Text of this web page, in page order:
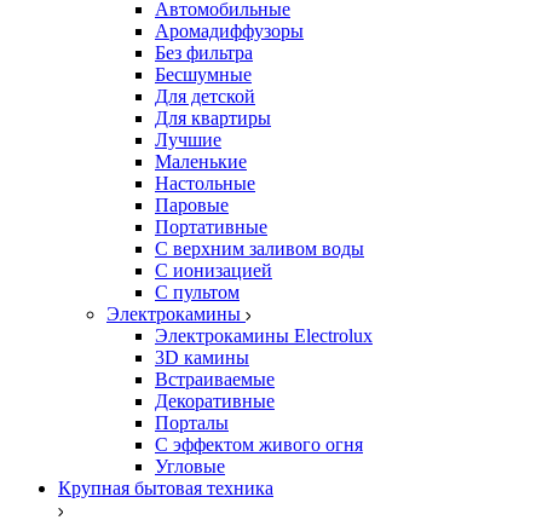
Автомобильные
Аромадиффузоры
Без фильтра
Бесшумные
Для детской
Для квартиры
Лучшие
Маленькие
Настольные
Паровые
Портативные
С верхним заливом воды
С ионизацией
С пультом
Электрокамины
Электрокамины Electrolux
3D камины
Встраиваемые
Декоративные
Порталы
С эффектом живого огня
Угловые
Крупная бытовая техника